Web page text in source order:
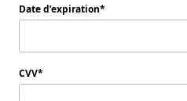
Date d’expiration
CVV